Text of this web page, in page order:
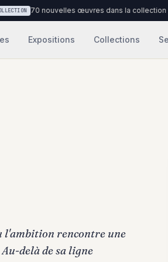
70 nouvelles œuvres dans la collection Artistes
Expositions Collections
l'ambition rencontre une
delà de sa ligne